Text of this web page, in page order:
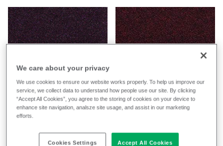
Ancient
FYR16
24/7 Flax
Zusammensetzung
Einsatzmöglichkeiten
Annual
FYR15
24/7 Flax
Einsatzmöglichkeiten
We care about your privacy
We use cookies to ensure our website works properly. To help us improve our
service, we collect data to understand how people use our site. By clicking
“Accept All Cookies”, you agree to the storing of cookies on your device to
enhance site navigation, analsze site usage, and assist in our marketing
efforts.
Cookies Settings Accept All Cookies